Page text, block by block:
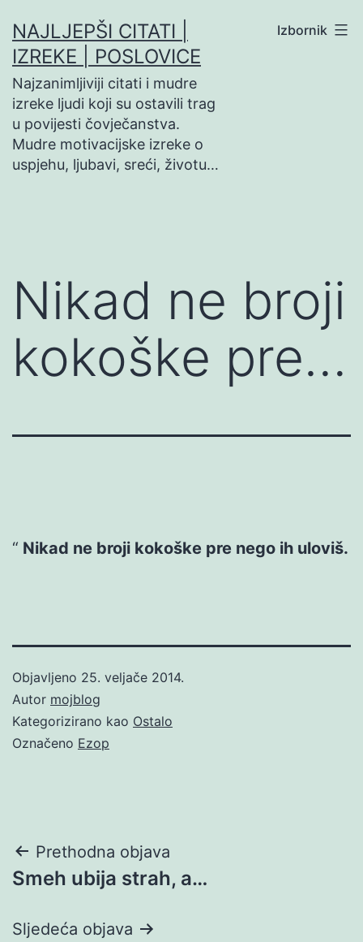
na
sadržaj
NAJLJEPŠI CITATI |
IZREKE | POSLOVICE
Najzanimljiviji citati i mudre
izreke ljudi koji su ostavili trag
u povijesti čovječanstva.
Mudre motivacijske izreke o
uspjehu, ljubavi, sreći, životu…
Izbornik
Nikad ne broji
kokoške pre…
Nikad ne broji kokoške pre nego ih uloviš.
Objavljeno 25. veljače 2014.
Autor mojblog
Kategorizirano kao Ostalo
Označeno Ezop
Navigacija
objava
Prethodna objava
Smeh ubija strah, a…
Sljedeća objava